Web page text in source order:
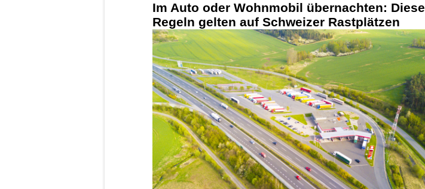
Im Auto oder Wohnmobil übernachten: Diese
Regeln gelten auf Schweizer Rastplätzen